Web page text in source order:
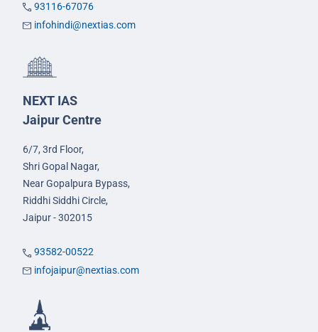
93116-67076
infohindi@nextias.com
NEXT IAS
Jaipur Centre
6/7, 3rd Floor,
Shri Gopal Nagar,
Near Gopalpura Bypass,
Riddhi Siddhi Circle,
Jaipur - 302015
93582-00522
infojaipur@nextias.com